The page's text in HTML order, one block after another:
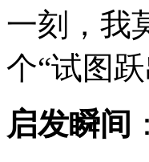
一刻，我
个“试图
启发瞬间 ：